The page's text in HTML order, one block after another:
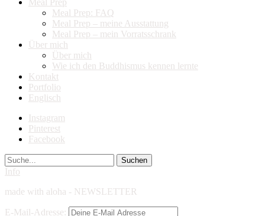
Meal Prep
Meal Prep: FAQ
Meal Prep – meine Ausstattung
Meal Prep – mein Vorratsschrank
Über mich
Über mich
Wie ich den Buddhismus kennen lernte
Kontakt
Portfolio
Englisch
Instagram
Pinterest
Facebook
Suche
Info
made with aloha - NEWSLETTER
E-Mail-Adresse: